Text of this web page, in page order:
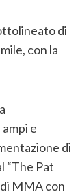
di
con la
e
di
“The Pat
MMA con